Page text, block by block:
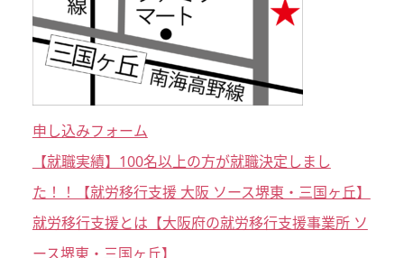
申し込みフォーム
【就職実績】100名以上の方が就職決定しまし
た！！【就労移行支援 大阪 ソース堺東・三国ヶ丘】
就労移行支援とは【大阪府の就労移行支援事業所 ソ
ース堺東・三国ヶ丘】